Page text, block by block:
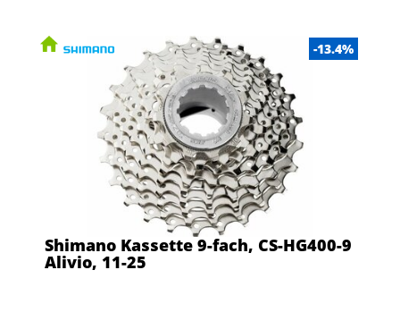
-13.4%
Shimano Kassette 9-fach, CS-HG400-9
Alivio, 11-25